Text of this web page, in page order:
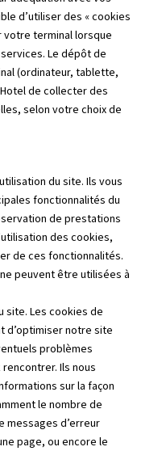
d’utiliser des « cookies
terminal lorsque
Le dépôt de
(ordinateur, tablette,
de collecter des
selon votre choix de
du site. Ils vous
fonctionnalités du
de prestations
des cookies,
de ces fonctionnalités.
peuvent être utilisées à
site. Les cookies de
d’optimiser notre site
problèmes
Ils nous
sur la façon
le nombre de
messages d’erreur
page, ou encore le